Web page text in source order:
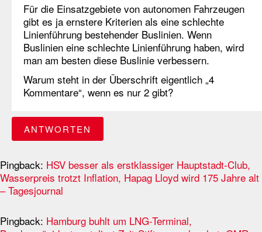
Für die Einsatzgebiete von autonomen Fahrzeugen
gibt es ja ernstere Kriterien als eine schlechte
Linienführung bestehender Buslinien. Wenn
Buslinien eine schlechte Linienführung haben, wird
man am besten diese Buslinie verbessern.
Warum steht in der Überschrift eigentlich „4
Kommentare“, wenn es nur 2 gibt?
ANTWORTEN
Pingback: HSV besser als erstklassiger Hauptstadt-Club,
Wasserpreis trotzt Inflation, Hapag Lloyd wird 175 Jahre alt
– Tagesjournal
Pingback: Hamburg buhlt um LNG-Terminal,